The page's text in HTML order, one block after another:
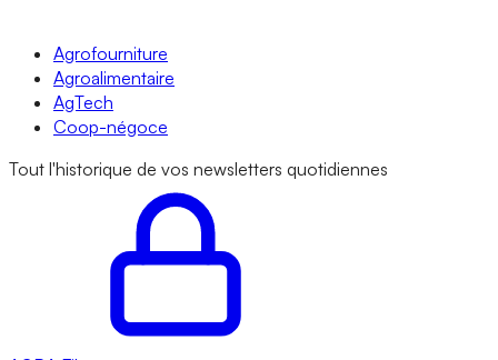
Agrofourniture
Agroalimentaire
AgTech
Coop-négoce
Tout l'historique de vos newsletters quotidiennes